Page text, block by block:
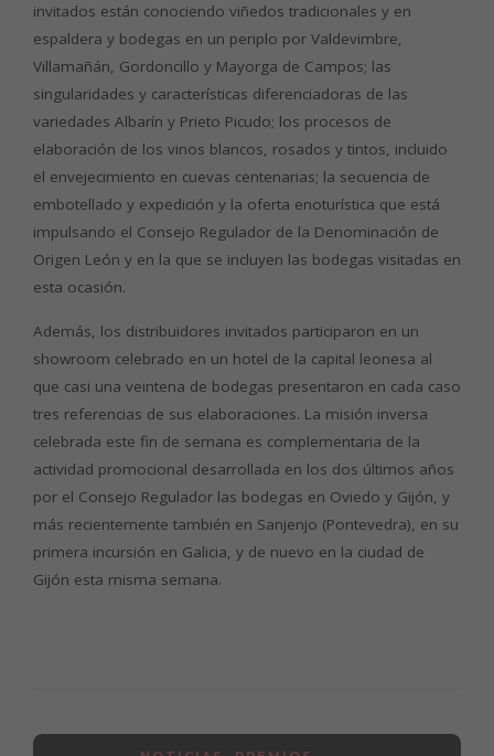
invitados están conociendo viñedos tradicionales y en
espaldera y bodegas en un periplo por Valdevimbre,
Villamañán, Gordoncillo y Mayorga de Campos; las
singularidades y características diferenciadoras de las
variedades Albarín y Prieto Picudo; los procesos de
elaboración de los vinos blancos, rosados y tintos, incluido
el envejecimiento en cuevas centenarias; la secuencia de
embotellado y expedición y la oferta enoturística que está
impulsando el Consejo Regulador de la Denominación de
Origen León y en la que se incluyen las bodegas visitadas en
esta ocasión.
Además, los distribuidores invitados participaron en un
showroom celebrado en un hotel de la capital leonesa al
que casi una veintena de bodegas presentaron en cada caso
tres referencias de sus elaboraciones. La misión inversa
celebrada este fin de semana es complementaria de la
actividad promocional desarrollada en los dos últimos años
por el Consejo Regulador las bodegas en Oviedo y Gijón, y
más recientemente también en Sanjenjo (Pontevedra), en su
primera incursión en Galicia, y de nuevo en la ciudad de
Gijón esta misma semana.